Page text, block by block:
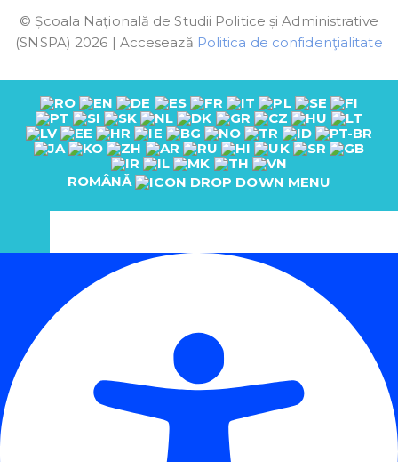
© Școala Naţională de Studii Politice și Administrative
(SNSPA) 2026 | Accesează Politica de confidenţialitate
ROMÂNĂ